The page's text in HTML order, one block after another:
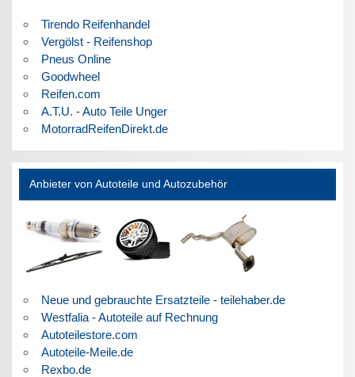
Tirendo Reifenhandel
Vergölst - Reifenshop
Pneus Online
Goodwheel
Reifen.com
A.T.U. - Auto Teile Unger
MotorradReifenDirekt.de
Anbieter von Autoteile und Autozubehör
Neue und gebrauchte Ersatzteile - teilehaber.de
Westfalia - Autoteile auf Rechnung
Autoteilestore.com
Autoteile-Meile.de
Rexbo.de